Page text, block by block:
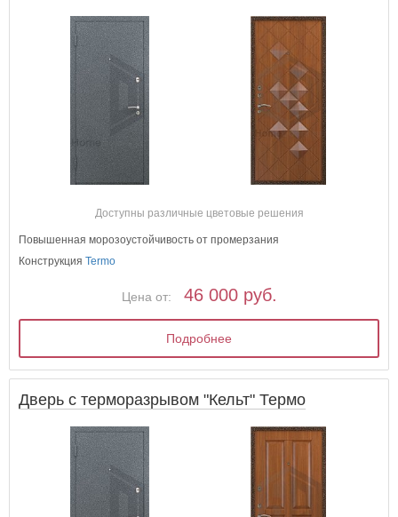
Доступны различные цветовые решения
Повышенная морозоустойчивость от промерзания
КонструкцияTermo
Цена от: 46 000 руб.
Подробнее
Дверь с терморазрывом "Кельт" Термо